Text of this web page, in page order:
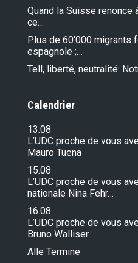
Quand la Suisse
ce…
Plus de 60'000 migrants
espagnole ;…
Tell, liberté, neutralité:
Calendrier
13.08
L’UDC proche de vous
Mauro Tuena
15.08
L’UDC proche de vous
nationale Nina Fehr…
16.08
L’UDC proche de vous
Bruno Walliser
Alle Termine